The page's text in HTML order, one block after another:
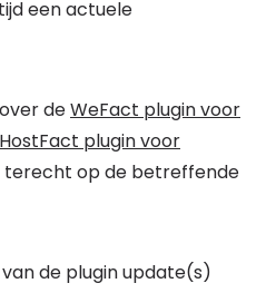
een actuele
deWeFact plugin voor
HostFact plugin voor
terecht op de betreffende
de plugin update(s)